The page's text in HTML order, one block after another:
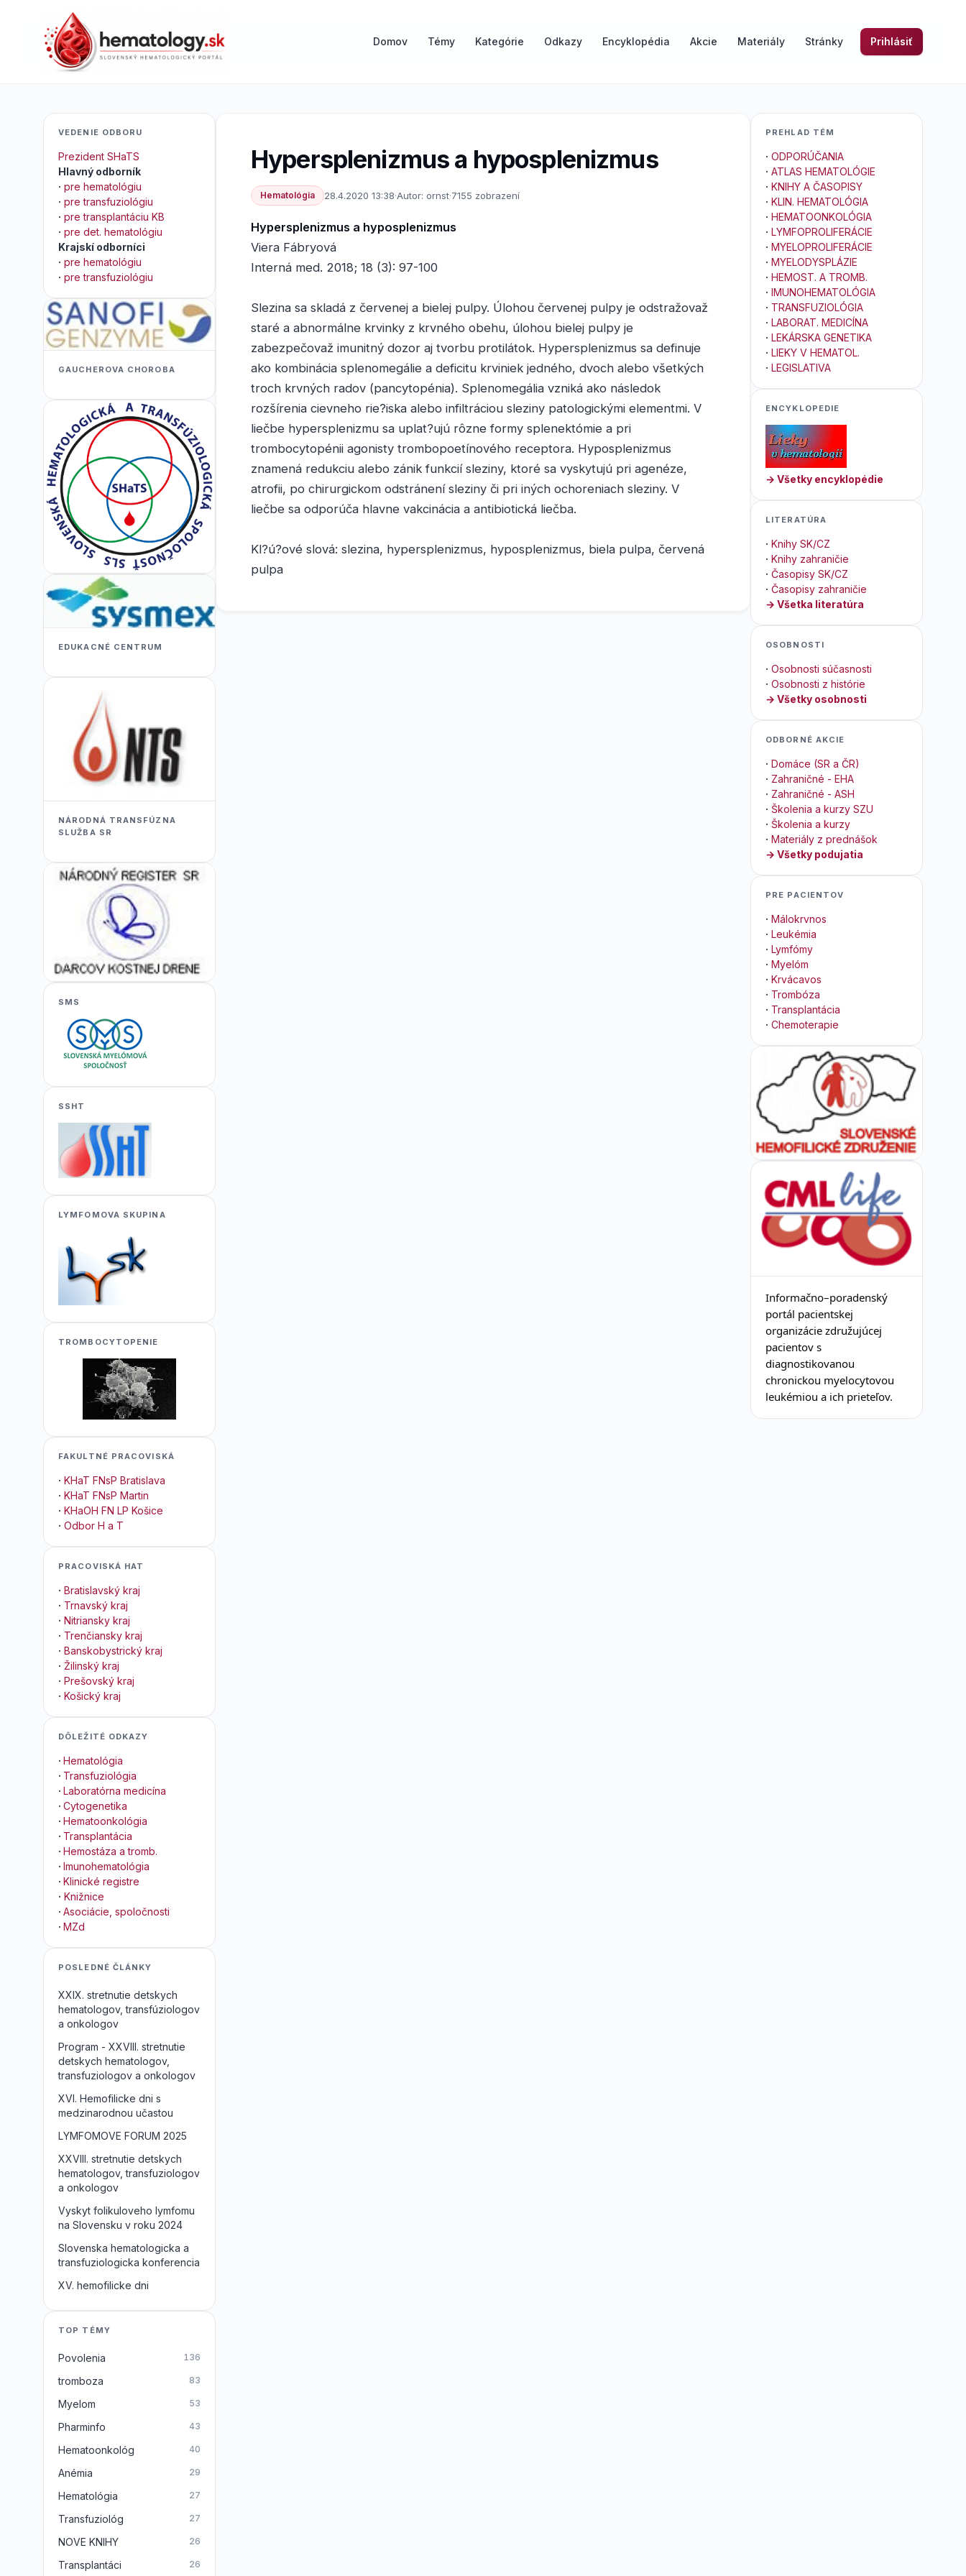
Domov Témy Kategórie Odkazy Encyklopédia Akcie Materiály Stránky Prihlásiť
Hypersplenizmus a hyposplenizmus
Hematológia 28.4.2020 13:38·Autor: ornst·7155 zobrazení
Hypersplenizmus a hyposplenizmus
Viera Fábryová
Interná med. 2018; 18 (3): 97-100
Slezina sa skladá z červenej a bielej pulpy. Úlohou červenej pulpy je odstražovaž
staré a abnormálne krvinky z krvného obehu, úlohou bielej pulpy je
zabezpečovaž imunitný dozor aj tvorbu protilátok. Hypersplenizmus sa definuje
ako kombinácia splenomegálie a deficitu krviniek jedného, dvoch alebo všetkých
troch krvných radov (pancytopénia). Splenomegália vzniká ako následok
rozšírenia cievneho rie?iska alebo infiltráciou sleziny patologickými elementmi. V
liečbe hypersplenizmu sa uplat?ujú rôzne formy splenektómie a pri
trombocytopénii agonisty trombopoetínového receptora. Hyposplenizmus
znamená redukciu alebo zánik funkcií sleziny, ktoré sa vyskytujú pri agenéze,
atrofii, po chirurgickom odstránení sleziny či pri iných ochoreniach sleziny. V
liečbe sa odporúča hlavne vakcinácia a antibiotická liečba.
Kl?ú?ové slová: slezina, hypersplenizmus, hyposplenizmus, biela pulpa, červená
pulpa
VEDENIE ODBORU
Prezident SHaTS
Hlavný odborník
· pre hematológiu
· pre transfuziológiu
· pre transplantáciu KB
· pre det. hematológiu
Krajskí odborníci
· pre hematológiu
· pre transfuziológiu
GAUCHEROVA CHOROBA
EDUKACNÉ CENTRUM
NÁRODNÁ TRANSFÚZNA
SLUŽBA SR
SMS
SSHT
LYMFOMOVA SKUPINA
TROMBOCYTOPENIE
FAKULTNÉ PRACOVISKÁ
· KHaT FNsP Bratislava
· KHaT FNsP Martin
· KHaOH FN LP Košice
· Odbor H a T
PRACOVISKÁ HAT
· Bratislavský kraj
· Trnavský kraj
· Nitriansky kraj
· Trenčiansky kraj
· Banskobystrický kraj
· Žilinský kraj
· Prešovský kraj
· Košický kraj
DÔLEŽITÉ ODKAZY
· Hematológia
· Transfuziológia
· Laboratórna medicína
· Cytogenetika
· Hematoonkológia
· Transplantácia
· Hemostáza a tromb.
· Imunohematológia
· Klinické registre
· Knižnice
· Asociácie, spoločnosti
· MZd
POSLEDNÉ ČLÁNKY
XXIX. stretnutie detskych
hematologov, transfúziologov
a onkologov
Program - XXVIII. stretnutie
detskych hematologov,
transfuziologov a onkologov
XVI. Hemofilicke dni s
medzinarodnou učastou
LYMFOMOVE FORUM 2025
XXVIII. stretnutie detskych
hematologov, transfuziologov
a onkologov
Vyskyt folikuloveho lymfomu
na Slovensku v roku 2024
Slovenska hematologicka a
transfuziologicka konferencia
XV. hemofilicke dni
TOP TÉMY
Povolenia 136
tromboza 83
Myelom 53
Pharminfo 43
Hematoonkológ 40
Anémia 29
Hematológia 27
Transfuziológ 27
NOVE KNIHY 26
Transplantáci 26
PREHLAD TÉM
· ODPORÚČANIA
· ATLAS HEMATOLÓGIE
· KNIHY A ČASOPISY
· KLIN. HEMATOLÓGIA
· HEMATOONKOLÓGIA
· LYMFOPROLIFERÁCIE
· MYELOPROLIFERÁCIE
· MYELODYSPLÁZIE
· HEMOST. A TROMB.
· IMUNOHEMATOLÓGIA
· TRANSFUZIOLÓGIA
· LABORAT. MEDICÍNA
· LEKÁRSKA GENETIKA
· LIEKY V HEMATOL.
· LEGISLATIVA
ENCYKLOPEDIE
→ Všetky encyklopédie
LITERATÚRA
· Knihy SK/CZ
· Knihy zahraničie
· Časopisy SK/CZ
· Časopisy zahraničie
→ Všetka literatúra
OSOBNOSTI
· Osobnosti súčasnosti
· Osobnosti z histórie
→ Všetky osobnosti
ODBORNÉ AKCIE
· Domáce (SR a ČR)
· Zahraničné - EHA
· Zahraničné - ASH
· Školenia a kurzy SZU
· Školenia a kurzy
· Materiály z prednášok
→ Všetky podujatia
PRE PACIENTOV
· Málokrvnos
· Leukémia
· Lymfómy
· Myelóm
· Krvácavos
· Trombóza
· Transplantácia
· Chemoterapie
Informačno–poradenský
portál pacientskej
organizácie združujúcej
pacientov s
diagnostikovanou
chronickou myelocytovou
leukémiou a ich prieteľov.